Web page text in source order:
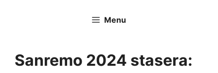
Menu
Sanremo 2024 stasera: